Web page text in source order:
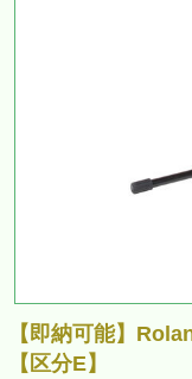
【即納可能】
【区分E】